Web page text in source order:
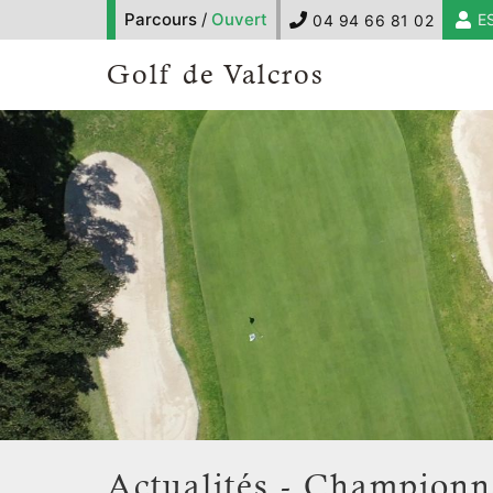
Parcours / Ouvert 04 94 66 81 02
Golf de Valcros